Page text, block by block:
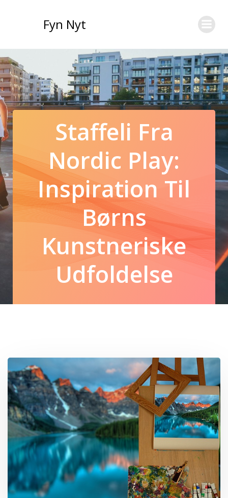
Fyn Nyt
Staffeli Fra
Nordic Play:
Inspiration Til
Børns
Kunstneriske
Udfoldelse